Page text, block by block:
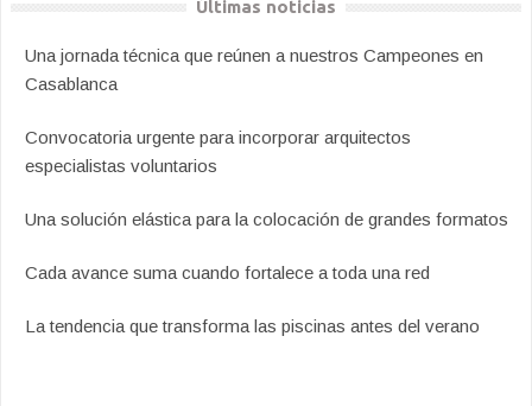
Últimas noticias
Una jornada técnica que reúnen a nuestros Campeones en
Casablanca
Convocatoria urgente para incorporar arquitectos
especialistas voluntarios
Una solución elástica para la colocación de grandes formatos
Cada avance suma cuando fortalece a toda una red
La tendencia que transforma las piscinas antes del verano